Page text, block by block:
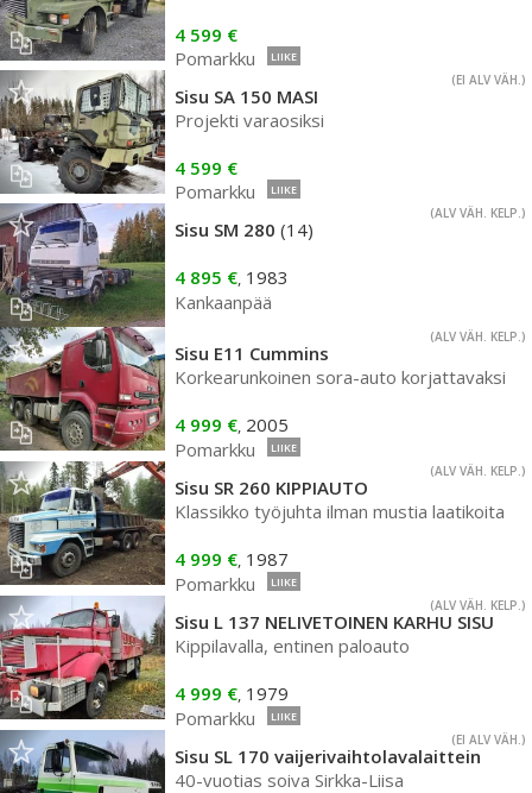
4 599 €
Pomarkku
LIIKE
(EI ALV VÄH.)
Sisu SA 150 MASI
Projekti varaosiksi
4 599 €
Pomarkku
LIIKE
(ALV VÄH. KELP.)
Sisu SM 280 (14)
4 895 €, 1983
Kankaanpää
(ALV VÄH. KELP.)
Sisu E11 Cummins
Korkearunkoinen sora-auto korjattavaksi
4 999 €, 2005
Pomarkku
LIIKE
(ALV VÄH. KELP.)
Sisu SR 260 KIPPIAUTO
Klassikko työjuhta ilman mustia laatikoita
4 999 €, 1987
Pomarkku
LIIKE
(ALV VÄH. KELP.)
Sisu L 137 NELIVETOINEN KARHU SISU
Kippilavalla, entinen paloauto
4 999 €, 1979
Pomarkku
LIIKE
(EI ALV VÄH.)
Sisu SL 170 vaijerivaihtolavalaittein
40-vuotias soiva Sirkka-Liisa